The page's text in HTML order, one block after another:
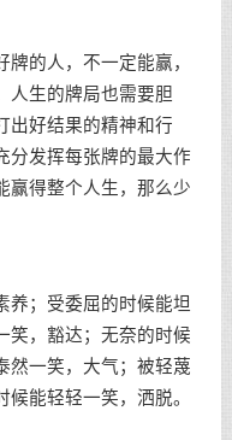
的人，不一定能赢，
人生的牌局也需要胆
出好结果的精神和行
分发挥每张牌的最大作
赢得整个人生，那么少
；受委屈的时候能坦
笑，豁达；无奈的时候
然一笑，大气；被轻蔑
能轻轻一笑，洒脱。